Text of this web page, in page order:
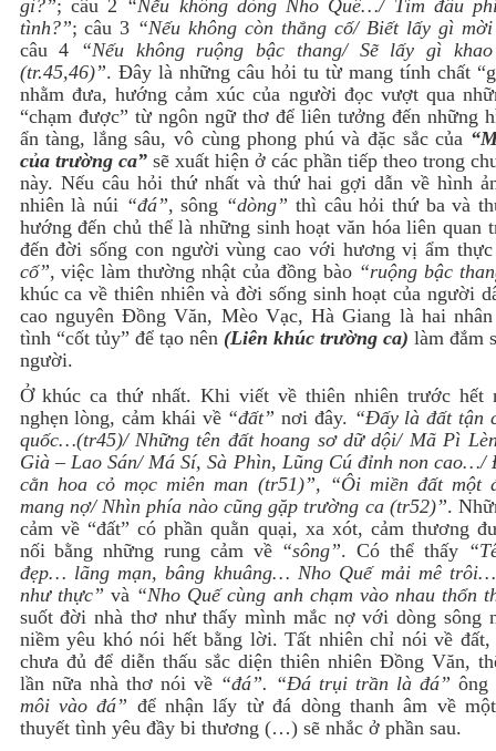
gì?”; câu 2 “Nếu không dòng Nho Quê…/ Tìm đâu
tình?”; câu 3 “Nếu không còn thắng cố/ Biết lấy gì
câu 4
“Nếu không ruộng bậc thang/ Sẽ lấy gì
(tr.45,46)”. Đây là những câu hỏi tu từ mang tính chất
nhằm đưa, hướng cảm xúc của người đọc vượt qua
“chạm được” từ ngôn ngữ thơ để liên tưởng đến những
ẩn tàng, lắng sâu, vô cùng phong phú và đặc sắc của
của trường ca”sẽ xuất hiện ở các phần tiếp theo trong
này. Nếu câu hỏi thứ nhất và thứ hai gợi dẫn về hình
nhiên là núi “đá”, sông “dòng” thì câu hỏi thứ ba và
hướng đến chủ thể là những sinh hoạt văn hóa liên quan
đến đời sống con người vùng cao với hương vị ẩm
cố”, việc làm thường nhật của đồng bào “ruộng bậc
khúc ca về thiên nhiên và đời sống sinh hoạt của người
cao nguyên Đồng Văn, Mèo Vạc, Hà Giang là hai
tình “cốt tủy” để tạo nên (Liên khúc trường ca) làm đắm
người.
Ở khúc ca thứ nhất. Khi viết về thiên nhiên trước hết
nghẹn lòng, cảm khái về “đất” nơi đây. “Đấy là đất tận
quốc…(tr45)/ Những tên đất hoang sơ dữ dội/ Mã Pì
Già – Lao Sán/ Má Sí, Sà Phìn, Lũng Cú đỉnh non cao…/
cằn hoa cỏ mọc miên man (tr51)”, “Ôi miền đất một
mang nợ/ Nhìn phía nào cũng gặp trường ca (tr52)”.
cảm về “đất” có phần quằn quại, xa xót, cảm thương
nối bằng những rung cảm về “sông”. Có thể thấy
đẹp… lãng mạn, bâng khuâng… Nho Quế mải mê
như thực” và “Nho Quế cùng anh chạm vào nhau thổn
suốt đời nhà thơ như thấy mình mắc nợ với dòng sông
niềm yêu khó nói hết bằng lời. Tất nhiên chỉ nói về đất,
chưa đủ để diễn thấu sắc diện thiên nhiên Đồng Văn,
lần nữa nhà thơ nói về “đá”. “Đá trụi trần là đá”
môi vào đá” để nhận lấy từ đá dòng thanh âm về
thuyết tình yêu đầy bi thương (…) sẽ nhắc ở phần sau.